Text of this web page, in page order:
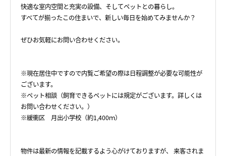
快適な室内空間と充実の設備、そしてペットとの暮らし。
すべてが揃ったこの住まいで、新しい毎日を始めてみませんか？
ぜひお気軽にお問い合わせください。
※現在居住中ですので内覧ご希望の際は日程調整が必要な可能性が
ございます。
※ペット相談（飼育できるペットには規定がございます。詳しくは
お問い合わせください。）
※緩衝区 月出小学校（約1,400ｍ）
物件は最新の情報を記載するよう心がけておりますが、 来客されま